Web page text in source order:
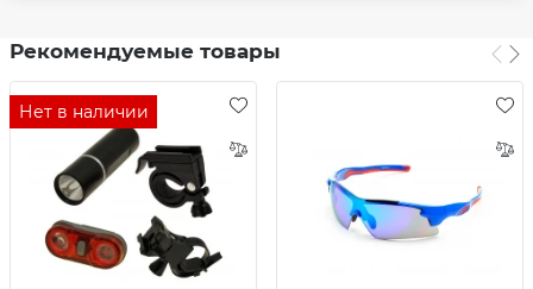
Рекомендуемые товары
Нет в наличии